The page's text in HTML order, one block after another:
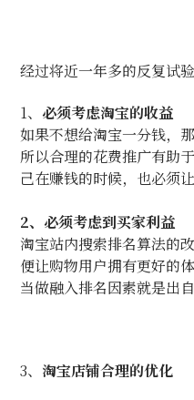
经过将近一年多的反复试
1、 必须考虑淘宝的收益
如果不想给淘宝一分钱，
所以合理的花费推广有助
己在赚钱的时候，也必须让
2、必须考虑到买家利益
淘宝站内搜索排名算法的
便让购物用户拥有更好的
当做融入排名因素就是出自
3、 淘宝店铺合理的优化